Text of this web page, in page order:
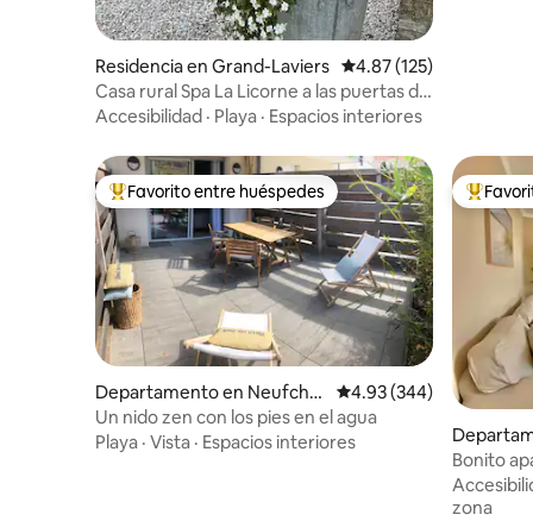
Residencia en Grand-Laviers Calificación promedio:
4.87 (125)
Casa rural Spa La Licorne a las puertas de
la bahía de Somme
Accesibilidad · Playa · Espacios interiores
De los mejores en Favorito entre huéspedes
Favorito entre huéspedes
Departamento en Neufchât
el-Hardelot
Calificación promedio:
4.93 (344)
Un nido zen con los pies en el agua
Playa · Vista · Espacios interiores
De los
Bonito
bosque
zona